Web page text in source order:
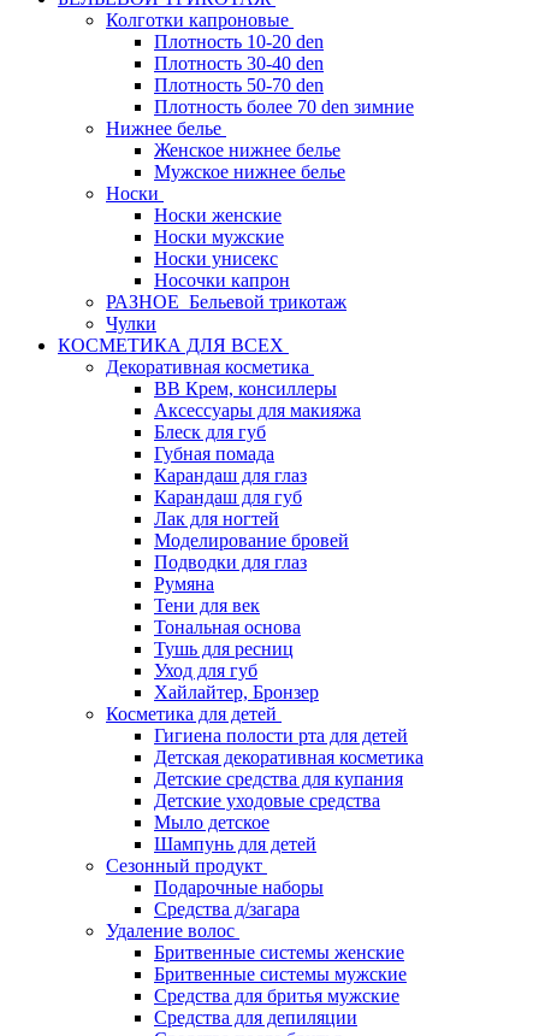
Колготки капроновые
Плотность 10-20 den
Плотность 30-40 den
Плотность 50-70 den
Плотность более 70 den зимние
Нижнее белье
Женское нижнее белье
Мужское нижнее белье
Носки
Носки женские
Носки мужские
Носки унисекс
Носочки капрон
РАЗНОЕ_Бельевой трикотаж
Чулки
КОСМЕТИКА ДЛЯ ВСЕХ
Декоративная косметика
BB Крем, консиллеры
Аксессуары для макияжа
Блеск для губ
Губная помада
Карандаш для глаз
Карандаш для губ
Лак для ногтей
Моделирование бровей
Подводки для глаз
Румяна
Тени для век
Тональная основа
Тушь для ресниц
Уход для губ
Хайлайтер, Бронзер
Косметика для детей
Гигиена полости рта для детей
Детская декоративная косметика
Детские средства для купания
Детские уходовые средства
Мыло детское
Шампунь для детей
Сезонный продукт
Подарочные наборы
Средства д/загара
Удаление волос
Бритвенные системы женские
Бритвенные системы мужские
Средства для бритья мужские
Средства для депиляции